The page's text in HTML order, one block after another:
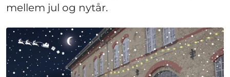
mellem jul og nytår.